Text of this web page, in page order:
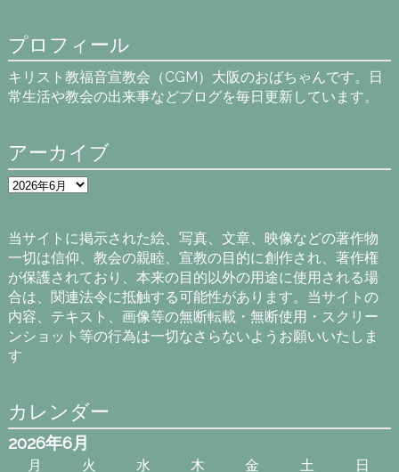
プロフィール
キリスト教福音宣教会（CGM）大阪のおばちゃんです。日
常生活や教会の出来事などブログを毎日更新しています。
アーカイブ
ア
ー
ブ
当サイトに掲示された絵、写真、文章、映像などの著作物
一切は信仰、教会の親睦、宣教の目的に創作され、著作権
が保護されており、本来の目的以外の用途に使用される場
合は、関連法令に抵触する可能性があります。当サイトの
内容、テキスト、画像等の無断転載・無断使用・スクリー
ンショット等の行為は一切なさらないようお願いいたしま
す
カレンダー
2026年6月
月 火 水 木 金 土
日